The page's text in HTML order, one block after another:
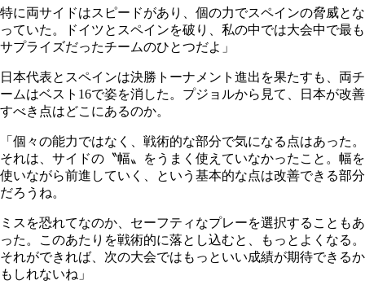
特に両サイドはスピードがあり、個の力でスペインの脅威とな
っていた。ドイツとスペインを破り、私の中では大会中で最も
サプライズだったチームのひとつだよ」
日本代表とスペインは決勝トーナメント進出を果たすも、両チ
ームはベスト16で姿を消した。プジョルから見て、日本が改善
すべき点はどこにあるのか。
「個々の能力ではなく、戦術的な部分で気になる点はあった。
それは、サイドの〝幅〟をうまく使えていなかったこと。幅を
使いながら前進していく、という基本的な点は改善できる部分
だろうね。
ミスを恐れてなのか、セーフティなプレーを選択することもあ
った。このあたりを戦術的に落とし込むと、もっとよくなる。
それができれば、次の大会ではもっといい成績が期待できるか
もしれないね」